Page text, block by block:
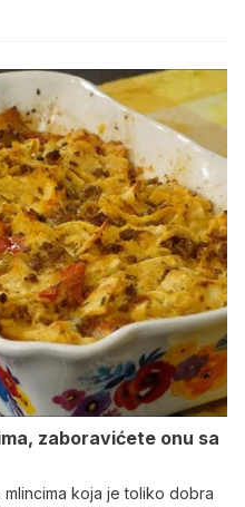
zaboravićete onu sa
koja je toliko dobra